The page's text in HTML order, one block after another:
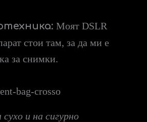
Моят DSLR
стои там, за да ми е
за снимки.
сухо и на сигурно